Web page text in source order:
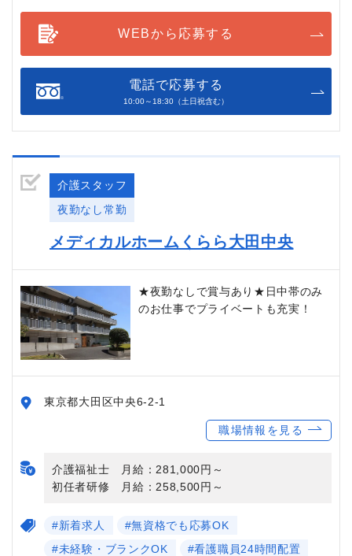
WEBから応募する
電話で応募する
10:00～18:30（土日祝含む）
介護スタッフ
夜勤なし常勤
メディカルホームくらら大田中央
★夜勤なしで賞与あり★日中帯のみ
のお仕事でプライベートも充実！
東京都大田区中央6-2-1
職場情報を見る
介護福祉士 月給：281,000円～
初任者研修 月給：258,500円～
#新着求人
#無資格でも応募OK
#未経験・ブランクOK
#看護職員24時間配置